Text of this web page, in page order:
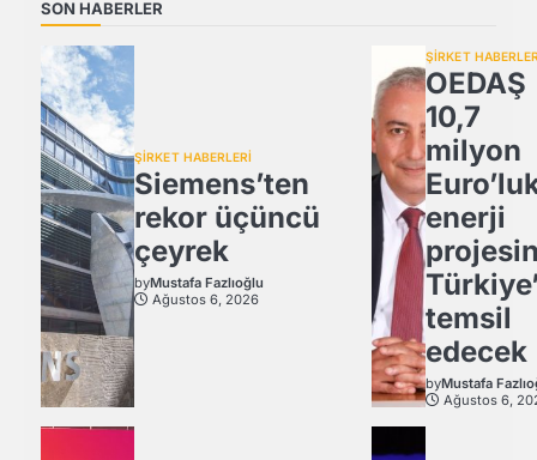
SON HABERLER
ŞİRKET HABERLERİ
Siemens’ten
rekor üçüncü
çeyrek
byMustafa Fazlıoğlu
Ağustos 6, 2026
ŞİRKET
OEDAŞ
10,7
milyon
enerji
temsil
edecek
byMustafa
Ağustos 6,